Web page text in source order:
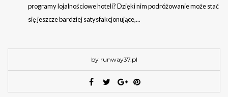
programy lojalnościowe hoteli? Dzięki nim podróżowanie może stać
się jeszcze bardziej satysfakcjonujące,...
by runway37.pl